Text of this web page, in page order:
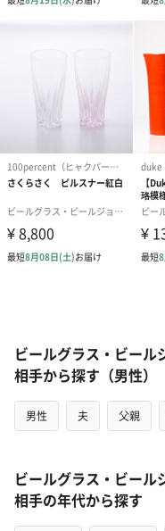
ビールグラス・ビール
相手から探す（男性）
男性 夫 父親
ビールグラス・ビール
相手の年代から探す